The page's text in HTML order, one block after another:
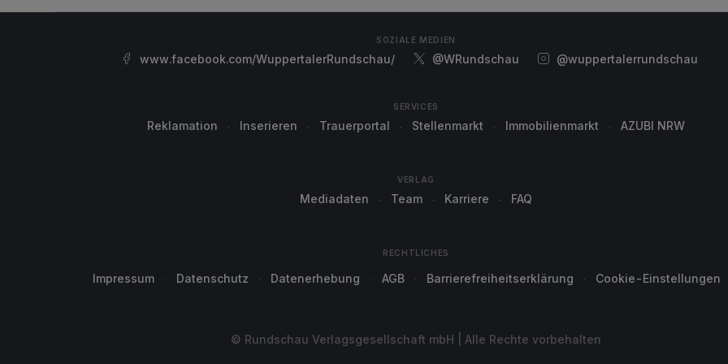
SOZIALE MEDIEN
www.facebook.com/WuppertalerRundschau/ @WRundschau @wuppertalerrundschau
SERVICES
Reklamation Inserieren Trauerportal Stellenmarkt Immobilienmarkt AZUBI NRW
VERLAG
Mediadaten Team Karriere FAQ
RECHTLICHES
Impressum Datenschutz Datenerhebung AGB Barrierefreiheitserklärung Cookie-Einstellungen
© Rundschau Verlagsgesellschaft mbH | Alle Rechte vorbehalten